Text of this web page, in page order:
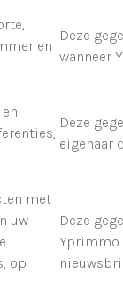
en
Deze
wanneer
Deze
eigenaar
met
uw
op
Deze
Yprimmo